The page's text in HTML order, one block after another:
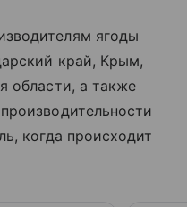
ягоды
край, Крым,
области, а также
когда происходит